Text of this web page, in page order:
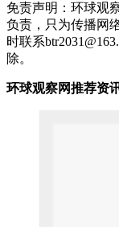
免责声明：环球观
负责，只为传播网
时联系
除。
环球观察网推荐资